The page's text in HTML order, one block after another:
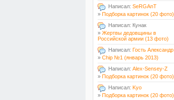
Написал: SeRGAnT
» Подборка картинок (20 фото)
Написал: Кунак
» Жертвы дедовщины в
Российской армии (13 фото)
Написал: Гость Александр
» Chip №1 (январь 2013)
Написал: Alex-Sensey-Z
» Подборка картинок (20 фото)
Написал: Kyo
» Подборка картинок (20 фото)